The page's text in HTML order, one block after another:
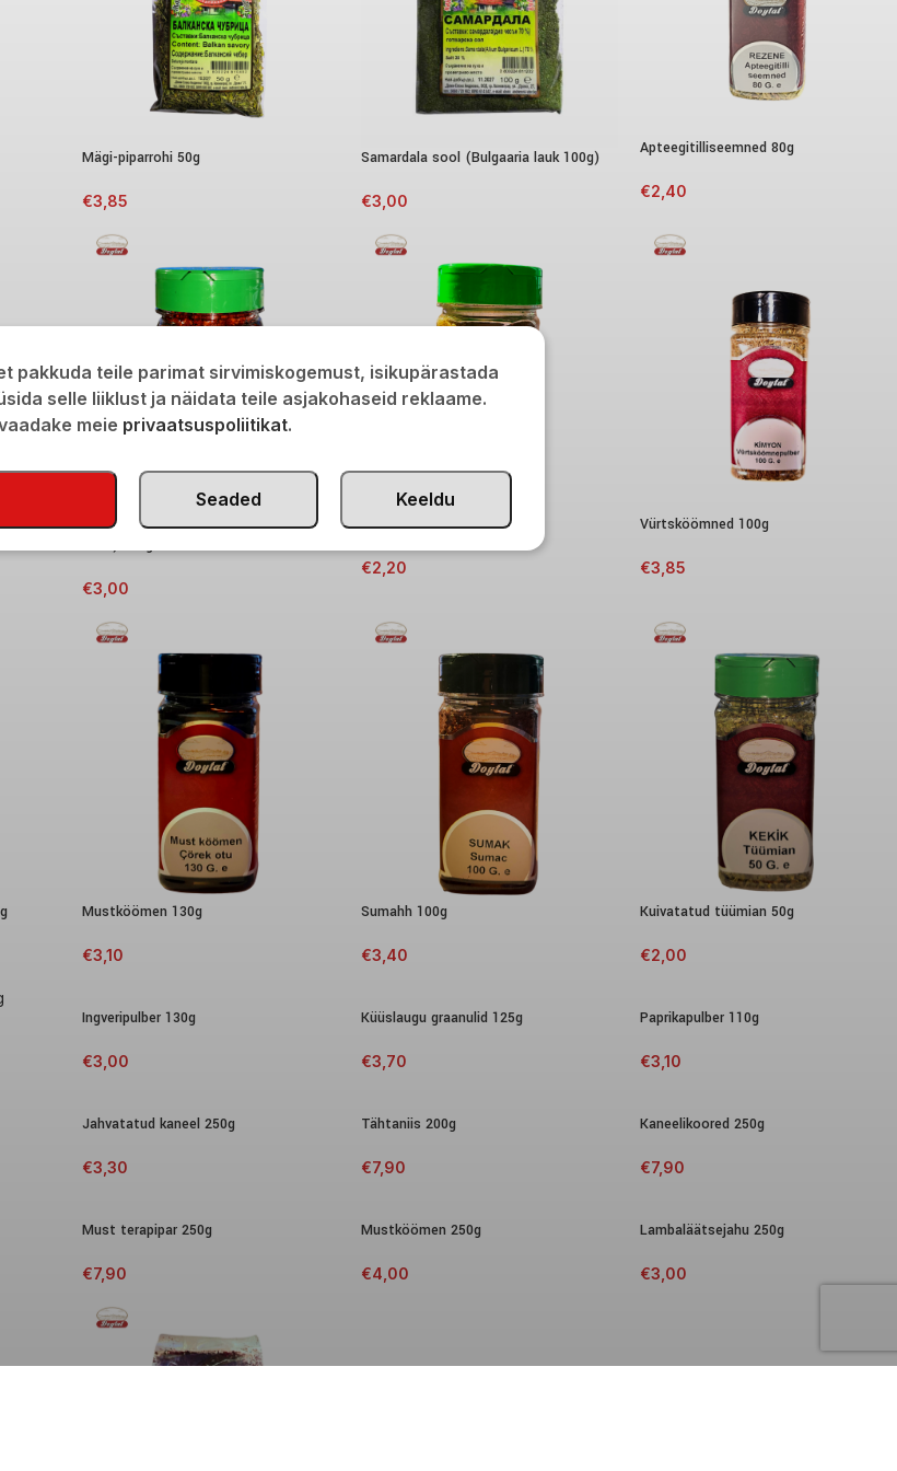
Mägi-piparrohi 50g
€3,85
Samardala sool (Bulgaaria lauk 100g)
€3,00
Apteegitilliseemned 80g
€2,40
Purustatud tšilli (Pul biber, Aleppo
€3,00
Jahvatatud koriander 125g
€2,20
Vürtsköömned 100g
€3,85
Mustköömen 130g
€3,10
Sumahh 100g
€3,40
Kuivatatud tüümian 50g
€2,00
Ingveripulber 130g
€3,00
Küüslaugu graanulid 125g
€3,70
Paprikapulber 110g
€3,10
Jahvatatud kaneel 250g
€3,30
Tähtaniis 200g
€7,90
Kaneelikoored 250g
€7,90
Must terapipar 250g
€7,90
Mustköömen 250g
€4,00
Lambaläätsejahu 250g
€3,00
pakkuda teile parimat sirvimiskogemust, isikupärastada
selle liiklust ja näidata teile asjakohaseid reklaame.
meie privaatsuspoliitikat.
Seaded Keeldu